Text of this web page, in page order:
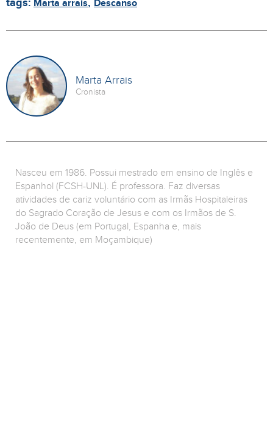
tags: Marta arrais, Descanso
Marta Arrais
Cronista
Nasceu em 1986. Possui mestrado em ensino de Inglês e
Espanhol (FCSH-UNL). É professora. Faz diversas
atividades de cariz voluntário com as Irmãs Hospitaleiras
do Sagrado Coração de Jesus e com os Irmãos de S.
João de Deus (em Portugal, Espanha e, mais
recentemente, em Moçambique)